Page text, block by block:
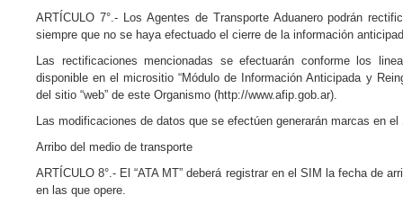
ARTÍCULO 7°.- Los Agentes de Transporte Aduanero podrán
siempre que no se haya efectuado el cierre de la información
Las rectificaciones mencionadas se efectuarán conforme los
disponible en el micrositio “Módulo de Información Anticipada y
del sitio “web” de este Organismo (http://www.afip.gob.ar).
Las modificaciones de datos que se efectúen generarán marcas en
Arribo del medio de transporte
ARTÍCULO 8°.- El “ATA MT” deberá registrar en el SIM la fecha de
en las que opere.